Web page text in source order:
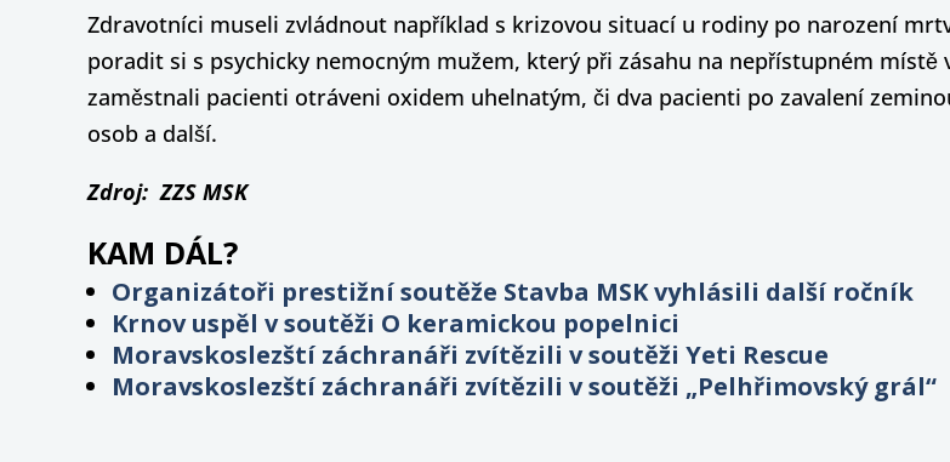
Zdravotníci museli zvládnout například s krizovou situací u rodiny po narození
poradit si s psychicky nemocným mužem, který při zásahu na nepřístupném
zaměstnali pacienti otráveni oxidem uhelnatým, či dva pacienti po zavalení
osob a další.
Zdroj: ZZS MSK
KAM DÁL?
Organizátoři prestižní soutěže Stavba MSK vyhlásili další ročník
Krnov uspěl v soutěži O keramickou popelnici
Moravskoslezští záchranáři zvítězili v soutěži Yeti Rescue
Moravskoslezští záchranáři zvítězili v soutěži „Pelhřimovský grál“